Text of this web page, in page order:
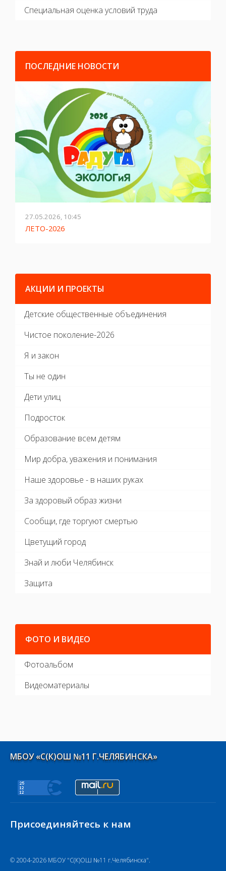
Специальная оценка условий труда
ПОСЛЕДНИЕ НОВОСТИ
27.05.2026, 10:45
ЛЕТО-2026
АКЦИИ И ПРОЕКТЫ
Детские общественные объединения
Чистое поколение-2026
Я и закон
Ты не один
Дети улиц
Подросток
Образование всем детям
Мир добра, уважения и понимания
Наше здоровье - в наших руках
За здоровый образ жизни
Сообщи, где торгуют смертью
Цветущий город
Знай и люби Челябинск
Защита
ФОТО И ВИДЕО
Фотоальбом
Видеоматериалы
МБОУ «С(К)ОШ №11 Г.ЧЕЛЯБИНСКА»
Присоединяйтесь к нам
© 2004-2026 МБОУ "С(К)ОШ №11 г.Челябинска".